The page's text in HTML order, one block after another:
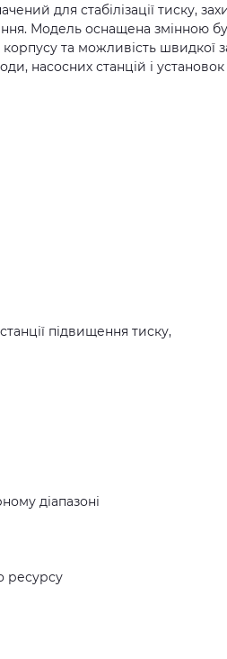
для стабілізації тиску,
Модель оснащена змінною
та можливість швидкої
насосних станцій і
підвищення тиску,
діапазоні
ресурсу